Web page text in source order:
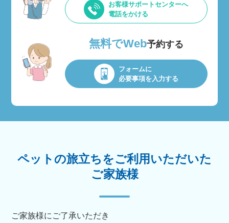
お客様サポートセンターへ
電話をかける
無料でWeb予約する
フォームに
必要事項を入力する
ペットの旅立ちをご利用いただいた
ご家族様
ご家族様にご了承いただき